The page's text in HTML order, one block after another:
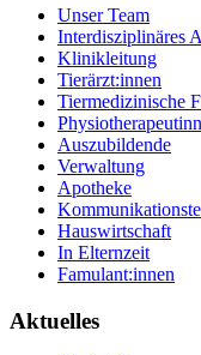
Unser Team
Interdisziplinäres
Klinikleitung
Tierärzt:innen
Tiermedizinische
Auszubildende
Verwaltung
Apotheke
Hauswirtschaft
In Elternzeit
Famulant:innen
Aktuelles